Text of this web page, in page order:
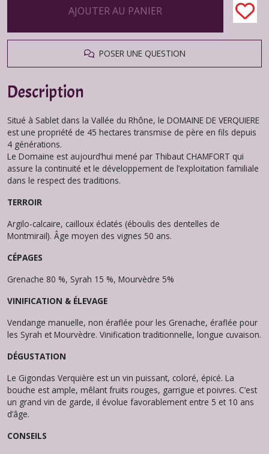
AJOUTER AU PANIER
POSER UNE QUESTION
Description
Situé à Sablet dans la Vallée du Rhône, le DOMAINE DE VERQUIERE
est une propriété de 45 hectares transmise de père en fils depuis
4 générations.
Le Domaine est aujourd’hui mené par Thibaut CHAMFORT qui
assure la continuité et le développement de l’exploitation familiale
dans le respect des traditions.
TERROIR
Argilo-calcaire, cailloux éclatés (éboulis des dentelles de
Montmirail). Âge moyen des vignes 50 ans.
CÉPAGES
Grenache 80 %, Syrah 15 %, Mourvèdre 5%
VINIFICATION & ÉLEVAGE
Vendange manuelle, non éraflée pour les Grenache, éraflée pour
les Syrah et Mourvèdre. Vinification traditionnelle, longue cuvaison.
DÉGUSTATION
Le Gigondas Verquière est un vin puissant, coloré, épicé. La
bouche est ample, mêlant fruits rouges, garrigue et poivres. C’est
un grand vin de garde, il évolue favorablement entre 5 et 10 ans
d’âge.
CONSEILS